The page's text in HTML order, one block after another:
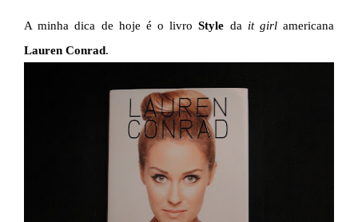
A minha dica de hoje é o livroStyle da it girlamericana
Lauren Conrad.